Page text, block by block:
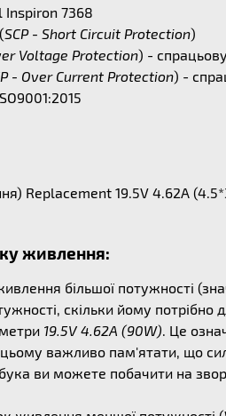
Inspiron 7368
SCP - Short Circuit Protection)
Voltage Protection) -
- Over Current Protection) -
Replacement 19.5V 4.62A
живлення:
більшої потужності
скільки йому
19.5V 4.62A (90W). Це
важливо пам'ятати, що
ви можете побачити на